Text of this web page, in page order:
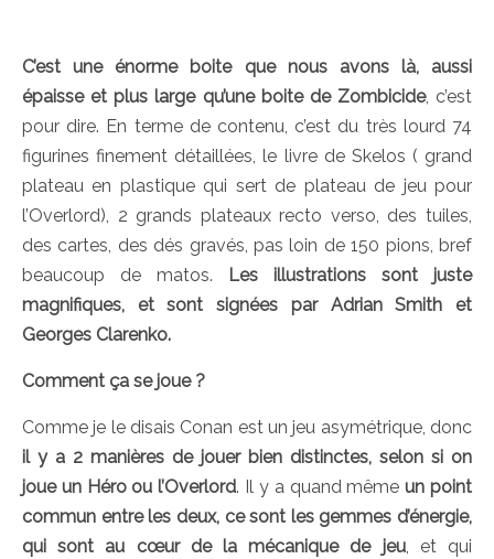
C’est une énorme boite que nous avons là, aussi
épaisse et plus large qu’une boite de Zombicide, c’est
pour dire. En terme de contenu, c’est du très lourd 74
figurines finement détaillées, le livre de Skelos ( grand
plateau en plastique qui sert de plateau de jeu pour
l’Overlord), 2 grands plateaux recto verso, des tuiles,
des cartes, des dés gravés, pas loin de 150 pions, bref
beaucoup de matos.
Les illustrations sont juste
magnifiques, et sont signées par Adrian Smith et
Georges Clarenko.
Comment ça se joue ?
Comme je le disais Conan est un jeu asymétrique, donc
il y a 2 manières de jouer bien distinctes, selon si on
joue un Héro ou l’Overlord. Il y a quand mêmeun point
commun entre les deux, ce sont les gemmes d’énergie,
qui sont au cœur de la mécanique de jeu, et qui